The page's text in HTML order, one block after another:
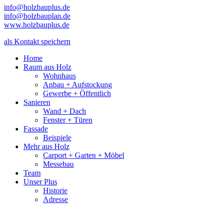
info@holzbauplus.de
info@holzbauplan.de
www.holzbauplus.de
als Kontakt speichern
Home
Raum aus Holz
Wohnhaus
Anbau + Aufstockung
Gewerbe + Öffentlich
Sanieren
Wand + Dach
Fenster + Türen
Fassade
Beispiele
Mehr aus Holz
Carport + Garten + Möbel
Messebau
Team
Unser Plus
Historie
Adresse